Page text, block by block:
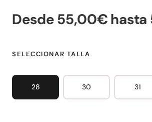
Desde 55,00€
SELECCIONAR TALLA
28 30 31